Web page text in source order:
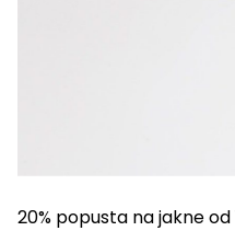
20% popusta na jakne od